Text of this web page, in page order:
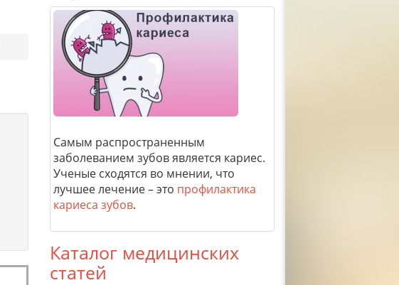
Самым распространенным
заболеванием зубов является кариес.
Ученые сходятся во мнении, что
лучшее лечение – это профилактика
кариеса зубов.
Каталог медицинских
статей